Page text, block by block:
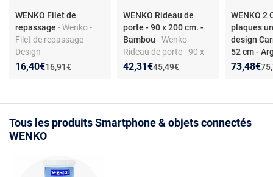
WENKO Filet de
repassage - Wenko -
Filet de repassage -
Design
Ancien prix :
16,91€
Nouveau prix :
16,40€
Réduction de :
WENKO Rideau de
porte - 90 x 200 cm. -
Bambou - Wenko -
Rideau de porte - 90 x
200 cm. - Bambou -
Ancien prix :
45,49€
Nouveau prix :
42,31€
Réduction de :
WENKO 2
plaques
design
52 cm -
- 2
Nouveau
73,48€
Tous les produits Smartphone & objets connectés
WENKO